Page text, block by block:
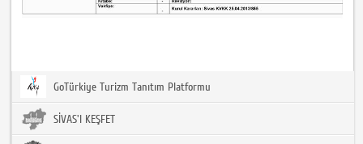
GoTürkiye Turizm Tanıtım Platformu
SİVAS'I KEŞFET